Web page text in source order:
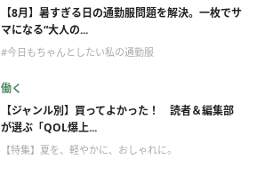
【8月】暑すぎる日の通勤服問題を解決。一枚でサ
マになる“大人の...
#今日もちゃんとしたい私の通勤服
働く
【ジャンル別】買ってよかった！ 読者＆編集部
が選ぶ「QOL爆上...
【特集】夏を、軽やかに、おしゃれに。